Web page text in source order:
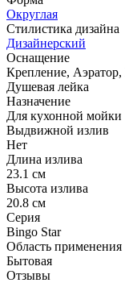
Округлая
Стилистика дизайна
Дизайнерский
Оснащение
Крепление,
Душевая лейка
Назначение
Для кухонной мойки
Выдвижной излив
Нет
Длина излива
23.1 см
Высота излива
20.8 см
Серия
Bingo Star
Область применения
Бытовая
Отзывы